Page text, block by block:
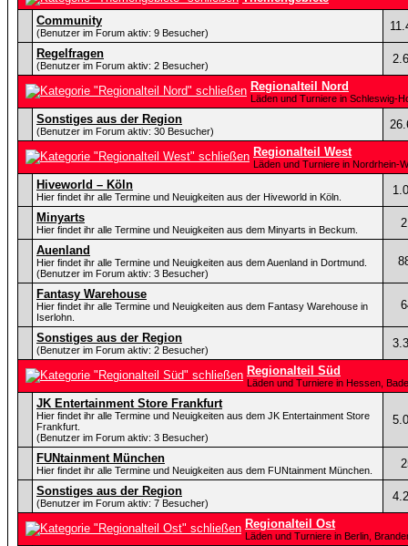
Community
(Benutzer im Forum aktiv: 9 Besucher)
Regelfragen
(Benutzer im Forum aktiv: 2 Besucher)
Regionalteil Nord
Läden und Turniere in Schleswig-
Sonstiges aus der Region
(Benutzer im Forum aktiv: 30 Besucher)
Regionalteil West
Läden und Turniere in Nordrhein-
Hiveworld – Köln
Hier findet ihr alle Termine und Neuigkeiten aus der Hiveworld in Köln.
Minyarts
Hier findet ihr alle Termine und Neuigkeiten aus dem Minyarts in Beckum.
Auenland
Hier findet ihr alle Termine und Neuigkeiten aus dem Auenland in Dortmund.
(Benutzer im Forum aktiv: 3 Besucher)
Fantasy Warehouse
Hier findet ihr alle Termine und Neuigkeiten aus dem Fantasy Warehouse in
Iserlohn.
Sonstiges aus der Region
(Benutzer im Forum aktiv: 2 Besucher)
Regionalteil Süd
Läden und Turniere in Hessen,
JK Entertainment Store Frankfurt
Hier findet ihr alle Termine und Neuigkeiten aus dem JK Entertainment Store
Frankfurt.
(Benutzer im Forum aktiv: 3 Besucher)
FUNtainment München
Hier findet ihr alle Termine und Neuigkeiten aus dem FUNtainment München.
Sonstiges aus der Region
(Benutzer im Forum aktiv: 7 Besucher)
Regionalteil Ost
Läden und Turniere in Berlin,